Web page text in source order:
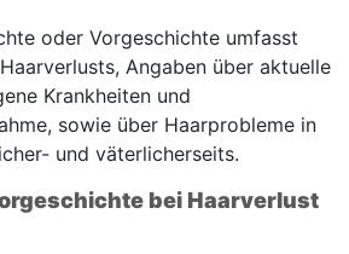
oder Vorgeschichte umfasst
Angaben über aktuelle
Krankheiten und
sowie über Haarprobleme in
und väterlicherseits.
bei Haarverlust